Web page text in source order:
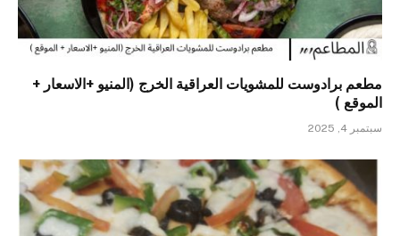
مطعم برادوست للمشويات العراقية الخرج (المنيو +الاسعار +
الموقع )
سبتمبر 4, 2025